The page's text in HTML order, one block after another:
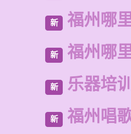
新 福州哪
新 福州哪
新 乐器培
新 福州唱